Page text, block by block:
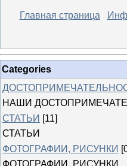
Главная страница
Categories
НАШИ
СТАТЬИ [11]
СТАТЬИ
ФОТОГРАФИИ, РИСУНКИ
ФОТОГРАФИИ, РИСУНКИ